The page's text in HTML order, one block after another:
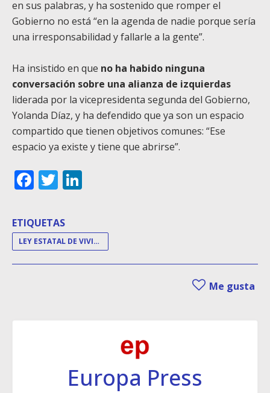
en sus palabras, y ha sostenido que romper el
Gobierno no está “en la agenda de nadie porque sería
una irresponsabilidad y fallarle a la gente”.
Ha insistido en que no ha habido ninguna
conversación sobre una alianza de izquierdas
liderada por la vicepresidenta segunda del Gobierno,
Yolanda Díaz, y ha defendido que ya son un espacio
compartido que tienen objetivos comunes: “Ese
espacio ya existe y tiene que abrirse”.
Facebook
Twitter
ETIQUETAS
LEY ESTATAL DE VIVIENDA
Me gusta
Europa Press